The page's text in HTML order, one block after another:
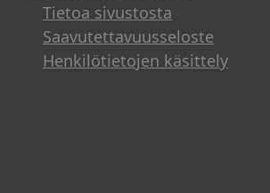
Tietoa sivustosta
Saavutettavuusseloste
Henkilötietojen käsittely